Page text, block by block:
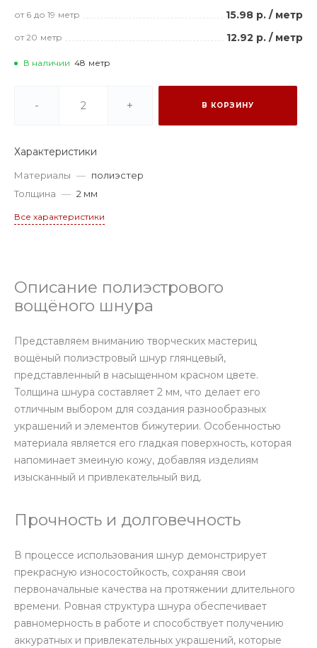
от 6 до 19 метр 15.98 р. / метр
от 20 метр 12.92 р. / метр
В наличии 48 метр
- + В КОРЗИНУ
Характеристики
Материалы — полиэстер
Толщина — 2 мм
Все характеристики
Описание полиэстрового
вощёного шнура
Представляем вниманию творческих мастериц
вощёный полиэстровый шнур глянцевый,
представленный в насыщенном красном цвете.
Толщина шнура составляет 2 мм, что делает его
отличным выбором для создания разнообразных
украшений и элементов бижутерии. Особенностью
материала является его гладкая поверхность, которая
напоминает змеиную кожу, добавляя изделиям
изысканный и привлекательный вид.
Прочность и долговечность
В процессе использования шнур демонстрирует
прекрасную износостойкость, сохраняя свои
первоначальные качества на протяжении длительного
времени. Ровная структура шнура обеспечивает
равномерность в работе и способствует получению
аккуратных и привлекательных украшений, которые